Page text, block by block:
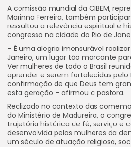
A comissão mundial da CIBEM,
Marinna Ferreira, também
ressaltou a relevância espiritual e
congresso na cidade do Rio de
– É uma alegria imensurável realizar
Janeiro, um lugar tão marcante
Ver mulheres de todo o Brasil
aprender e serem fortalecidas pelo
confirmação de que Deus tem
esta geração – afirmou a pastora.
Realizado no contexto das
do Ministério de Madureira, o
trajetória histórica de fé, serviço e
desenvolvida pelas mulheres da
um século de atuação religiosa,